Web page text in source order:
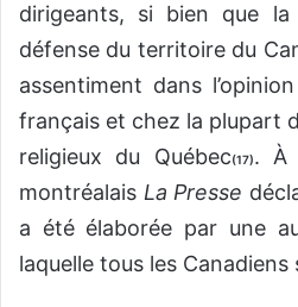
dirigeants, si bien que
défense du territoire du
assentiment dans
français et chez la plupart
religieux du Québec(17). À
montréalais La Presse
a été élaborée par une
laquelle tous les Canadiens